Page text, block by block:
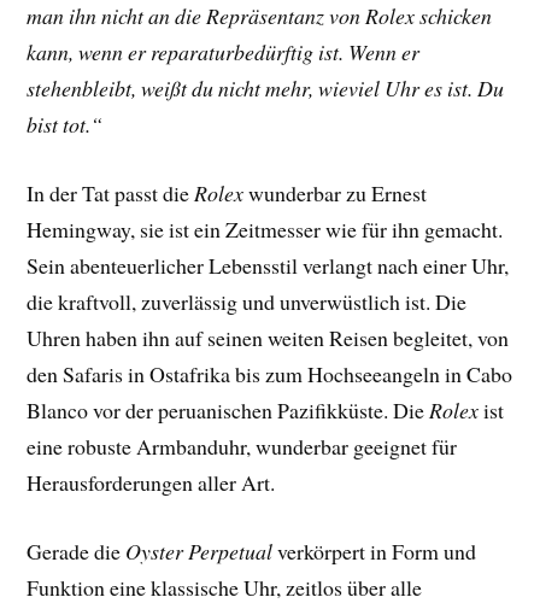
man ihn nicht an die Repräsentanz von Rolex schicken
kann, wenn er reparaturbedürftig ist. Wenn er
stehenbleibt, weißt du nicht mehr, wieviel Uhr es ist. Du
bist tot.“
In der Tat passt dieRolexwunderbar zu Ernest
Hemingway, sie ist ein Zeitmesser wie für ihn gemacht.
Sein abenteuerlicher Lebensstil verlangt nach einer Uhr,
die kraftvoll, zuverlässig und unverwüstlich ist. Die
Uhren haben ihn auf seinen weiten Reisen begleitet, von
den Safaris in Ostafrika bis zum Hochseeangeln in Cabo
Blanco vor der peruanischen Pazifikküste. DieRolexist
eine robuste Armbanduhr, wunderbar geeignet für
Herausforderungen aller Art.
Gerade die Oyster Perpetualverkörpert in Form und
Funktion eine klassische Uhr, zeitlos über alle